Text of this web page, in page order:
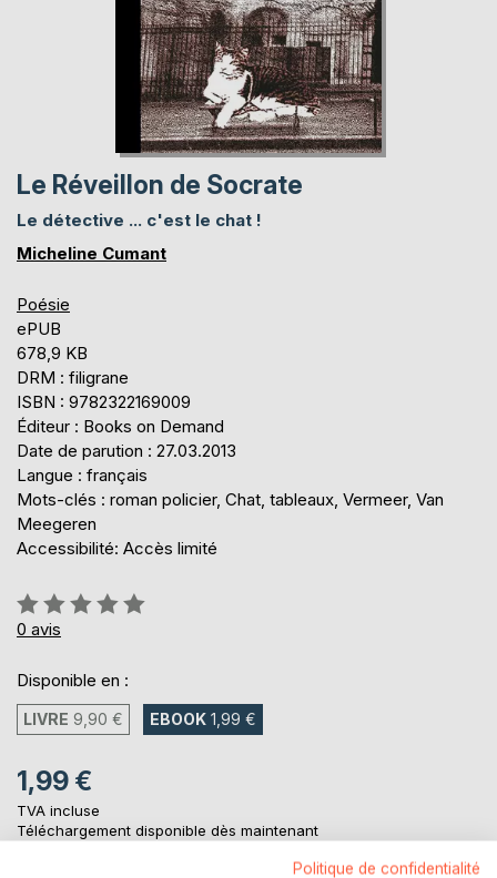
Le Réveillon de Socrate
Le détective ... c'est le chat !
Micheline Cumant
Poésie
ePUB
678,9 KB
DRM : filigrane
ISBN : 9782322169009
Éditeur : Books on Demand
Date de parution : 27.03.2013
Langue : français
Mots-clés : roman policier, Chat, tableaux, Vermeer, Van
Meegeren
Accessibilité: Accès limité
Évaluation:
0%
0 avis
Disponible en :
LIVRE 9,90 € EBOOK 1,99 €
1,99 €
TVA incluse
Téléchargement disponible dès maintenant
Politique de confidentialité